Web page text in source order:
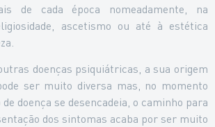
de cada época nomeadamente, na
ascetismo ou até à estética
doenças psiquiátricas, a sua origem
ser muito diversa mas, no momento
doença se desencadeia, o caminho para
dos sintomas acaba por ser muito